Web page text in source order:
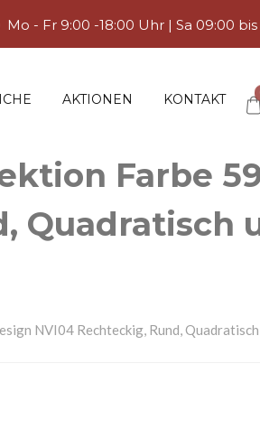
Mo - Fr 9:00 -18:00 Uhr | Sa 09:00
AKTIONEN KONTAKT
Farbe
Quadratisch
NVI04 Rechteckig, Rund,